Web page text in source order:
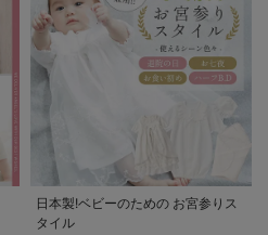
日本製!ベビーのための お宮参りス
タイル